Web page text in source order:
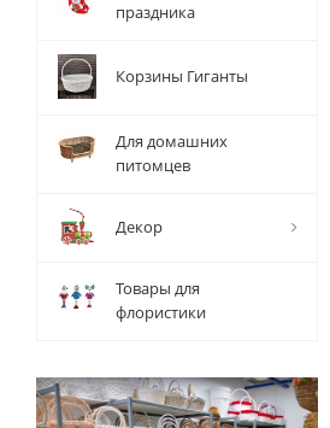
праздника
Корзины Гиганты
Для домашних
питомцев
Декор
Товары для
флористики